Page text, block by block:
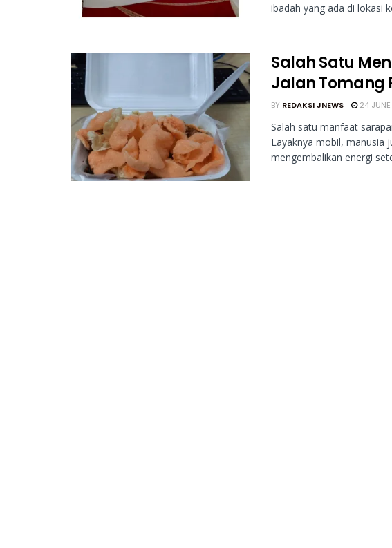
ibadah yang ada di lokasi
Salah Satu
Jalan Tomang
BY REDAKSI JNEWS 24 JUNE
Salah satu manfaat
Layaknya mobil, manusia
mengembalikan energi